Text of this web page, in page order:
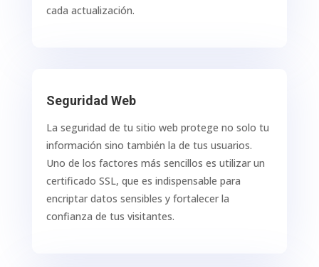
cada actualización.
Seguridad Web
La seguridad de tu sitio web protege no solo tu
información sino también la de tus usuarios.
Uno de los factores más sencillos es utilizar un
certificado SSL, que es indispensable para
encriptar datos sensibles y fortalecer la
confianza de tus visitantes.